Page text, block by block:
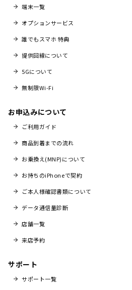
端末一覧
オプションサービス
誰でもスマホ 特典
提供回線について
5Gについて
無制限Wi-Fi
お申込みについて
ご利用ガイド
商品到着までの流れ
お乗換え(MNP)について
お持ちのiPhoneで契約
ご本人様確認書類について
データ通信量診断
店舗一覧
来店予約
サポート
サポート一覧